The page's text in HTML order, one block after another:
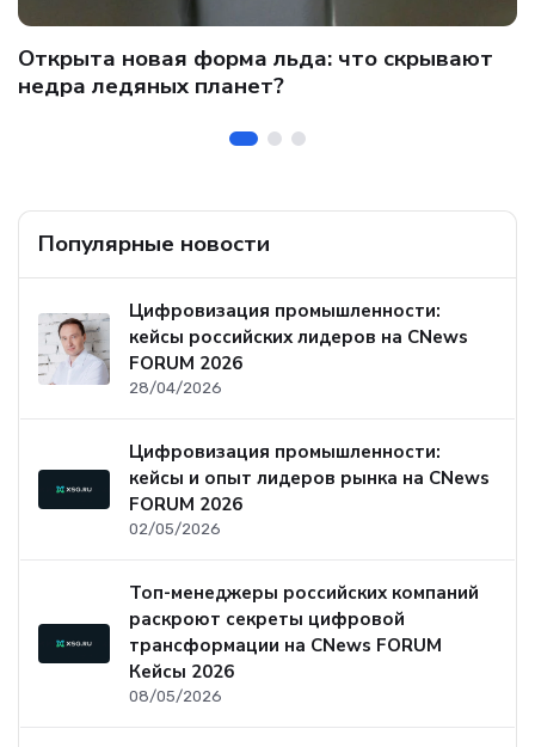
Открыта новая форма льда: что скрывают
недра ледяных планет?
Популярные новости
Цифровизация промышленности:
кейсы российских лидеров на CNews
FORUM 2026
28/04/2026
Цифровизация промышленности:
кейсы и опыт лидеров рынка на CNews
FORUM 2026
02/05/2026
Топ-менеджеры российских компаний
раскроют секреты цифровой
трансформации на CNews FORUM
Кейсы 2026
08/05/2026